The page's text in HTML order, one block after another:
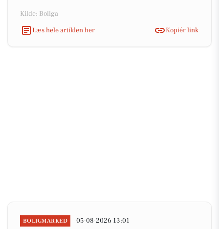
Kilde: Boliga
Læs hele artiklen her
Kopiér link
BOLIGMARKED 05-08-2026 13:01